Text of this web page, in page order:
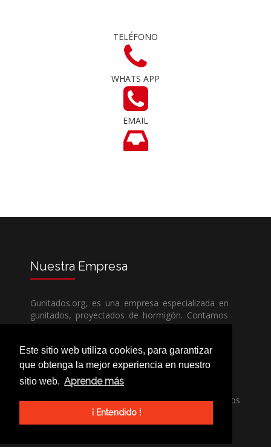
Este sitio web utiliza cookies, para garantizar
que obtenga la mejor experiencia en nuestro
sitio web. Aprende más
¡ Entendido !
TELÉFONO
WHATS APP
EMAIL
Nuestra Empresa
Gunitados.org, es una empresa especializada en
gunitados, proyectados de hormigón. Contamos
con todos los medios humanos y técnicos, para
competencia.
Si necesita una empresa de gunitados, no dude
en llamarnos, nuestros técnicos estran encantados
de poder ayudarle, ya sea usted particular o
profesional.